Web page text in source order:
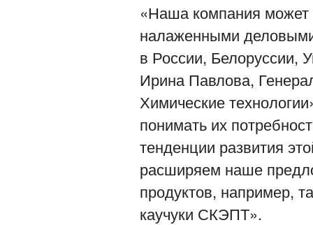
«Наша компания может
налаженными
в России, Белоруссии,
Ирина Павлова,
Химические
понимать их
тенденции развития
расширяем наше
продуктов, например,
каучуки СКЭПТ».